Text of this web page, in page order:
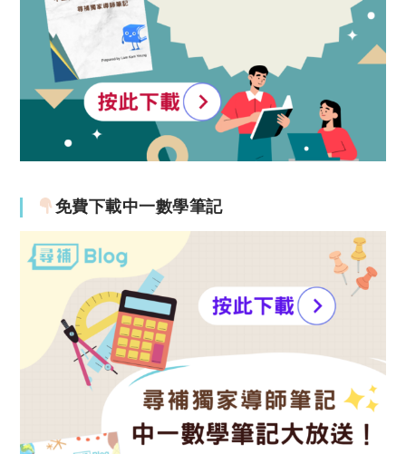
免費下載中一數學筆記